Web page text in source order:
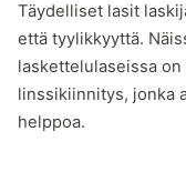
Täydelliset lasit
että tyylikkyyttä.
laskettelulaseissa
linssikiinnitys, jonka
helppoa.